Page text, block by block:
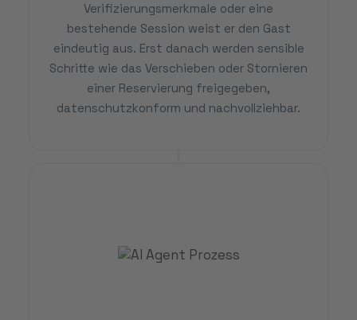
Verifizierungsmerkmale oder eine
bestehende Session weist er den Gast
eindeutig aus. Erst danach werden sensible
Schritte wie das Verschieben oder Stornieren
einer Reservierung freigegeben,
datenschutzkonform und nachvollziehbar.